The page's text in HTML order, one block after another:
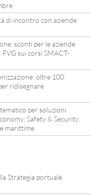
di incontro con aziende
sconti per le aziende
sui corsi SMACT-
oltre 100
ridisegnare
per soluzioni
Safety & Security,
marittime
Strategia portuale